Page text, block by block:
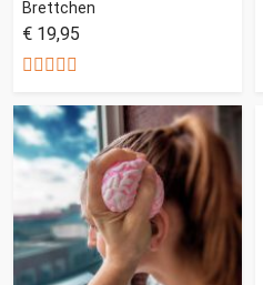
Brettchen
€ 19,95